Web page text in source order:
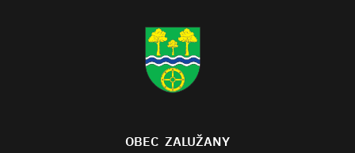
OBEC ZALUŽANY